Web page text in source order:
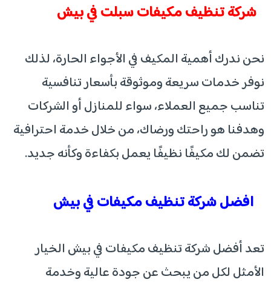
شركة تنظيف مكيفات سبلت في بيش
نحن ندرك أهمية المكيف في الأجواء الحارة، لذلك
نوفر خدمات سريعة وموثوقة بأسعار تنافسية
تناسب جميع العملاء، سواء للمنازل أو الشركات
وهدفنا هو راحتك ورضاك، من خلال خدمة احترافية
تضمن لك مكيفًا نظيفًا يعمل بكفاءة وكأنه جديد.
افضل شركة تنظيف مكيفات في بيش
تعد أفضل شركة تنظيف مكيفات في بيش الخيار
الأمثل لكل من يبحث عن جودة عالية وخدمة